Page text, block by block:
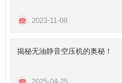
2023-11-08
揭秘无油静音空压机的奥秘！
2025-04-25